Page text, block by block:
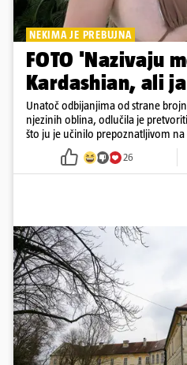
NEKIMA JE PREBUJNA
FOTO 'Nazivaju
Kardashian, ali
Unatoč odbijanjima od strane
njezinih oblina, odlučila je
što ju je učinilo prepoznatljivom
26